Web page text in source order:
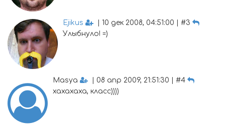
Ejikus
| 10 дек 2008, 04:51:00 | #3
Улыбнуло! =)
Masya
| 08 апр 2009, 21:51:30 | #4
хахахаха, класс))))